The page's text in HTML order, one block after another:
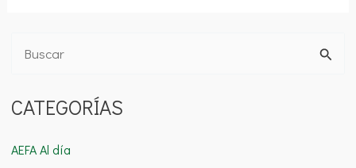
s
a
CATEGORÍAS
AEFA Al día